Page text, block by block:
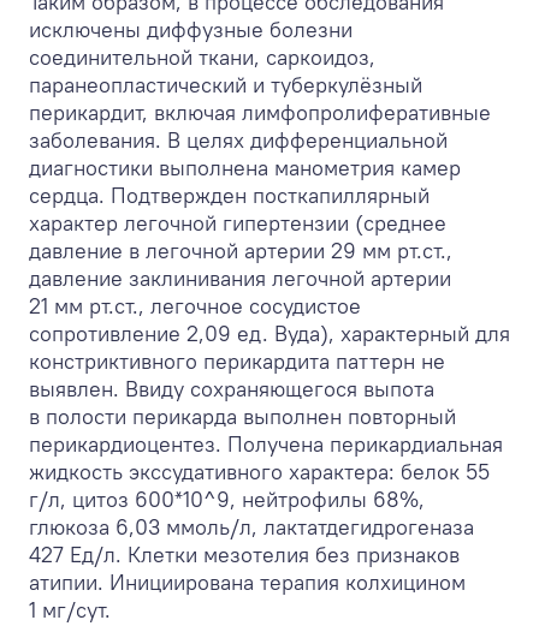
исключены диффузные болезни
соединительной ткани, саркоидоз,
паранеопластический и туберкулёзный
перикардит, включая лимфопролиферативные
заболевания. В целях дифференциальной
диагностики выполнена манометрия камер
сердца. Подтвержден посткапиллярный
характер легочной гипертензии (среднее
давление в легочной артерии 29 мм рт.ст.,
давление заклинивания легочной артерии
21 мм рт.ст., легочное сосудистое
сопротивление 2,09 ед. Вуда), характерный для
констриктивного перикардита паттерн не
выявлен. Ввиду сохраняющегося выпота
в полости перикарда выполнен повторный
перикардиоцентез. Получена перикардиальная
жидкость экссудативного характера: белок 55
г/л, цитоз 600*10^9, нейтрофилы 68%,
глюкоза 6,03 ммоль/л, лактатдегидрогеназа
427 Ед/л. Клетки мезотелия без признаков
атипии. Инициирована терапия колхицином
1 мг/сут.